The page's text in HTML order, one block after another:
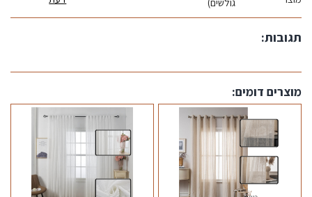
תגובות:
מוצרים דומים: